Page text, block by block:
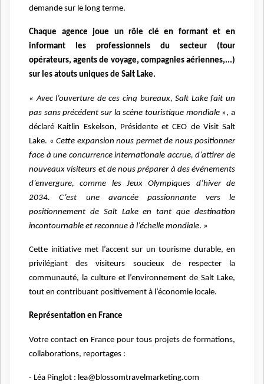
demande sur le long terme.
Chaque agence joue un rôle clé en formant et en
informant les professionnels du secteur (tour
opérateurs, agents de voyage, compagnies aériennes,...)
sur les atouts uniques de Salt Lake.
« Avec l’ouverture de ces cinq bureaux, Salt Lake fait un
pas sans précédent sur la scène touristique mondiale», a
déclaré Kaitlin Eskelson, Présidente et CEO de Visit Salt
Lake. « Cette expansion nous permet de nous positionner
face à une concurrence internationale accrue, d’attirer de
nouveaux visiteurs et de nous préparer à des événements
d’envergure, comme les Jeux Olympiques d’hiver de
2034. C’est une avancée passionnante vers le
positionnement de Salt Lake en tant que destination
incontournable et reconnue à l’échelle mondiale. »
Cette initiative met l’accent sur un tourisme durable, en
privilégiant des visiteurs soucieux de respecter la
communauté, la culture et l’environnement de Salt Lake,
tout en contribuant positivement à l’économie locale.
Représentation en France
Votre contact en France pour tous projets de formations,
collaborations, reportages :
- Léa Pinglot : lea@blossomtravelmarketing.com